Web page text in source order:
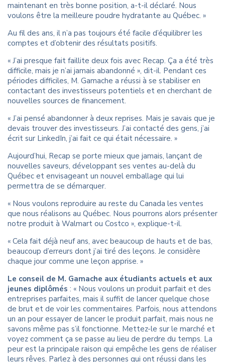
maintenant en très bonne position, a-t-il déclaré. Nous
voulons être la meilleure poudre hydratante au Québec. »
Au fil des ans, il n’a pas toujours été facile d’équilibrer les
comptes et d’obtenir des résultats positifs.
« J’ai presque fait faillite deux fois avec Recap. Ça a été très
difficile, mais je n’ai jamais abandonné », dit-il. Pendant ces
périodes difficiles, M. Gamache a réussi à se stabiliser en
contactant des investisseurs potentiels et en cherchant de
nouvelles sources de financement.
« J’ai pensé abandonner à deux reprises. Mais je savais que je
devais trouver des investisseurs. J’ai contacté des gens, j’ai
écrit sur LinkedIn, j’ai fait ce qui était nécessaire. »
Aujourd’hui, Recap se porte mieux que jamais, lançant de
nouvelles saveurs, développant ses ventes au-delà du
Québec et envisageant un nouvel emballage qui lui
permettra de se démarquer.
« Nous voulons reproduire au reste du Canada les ventes
que nous réalisons au Québec. Nous pourrons alors présenter
notre produit à Walmart ou Costco », explique-t-il.
« Cela fait déjà neuf ans, avec beaucoup de hauts et de bas,
beaucoup d’erreurs dont j’ai tiré des leçons. Je considère
chaque jour comme une leçon apprise. »
Le conseil de M. Gamache aux étudiants actuels et aux
jeunes diplômés : « Nous voulons un produit parfait et des
entreprises parfaites, mais il suffit de lancer quelque chose
de brut et de voir les commentaires. Parfois, nous attendons
un an pour essayer de lancer le produit parfait, mais nous ne
savons même pas s’il fonctionne. Mettez-le sur le marché et
voyez comment ça se passe au lieu de perdre du temps. La
peur est la principale raison qui empêche les gens de réaliser
leurs rêves. Parlez à des personnes qui ont réussi dans les